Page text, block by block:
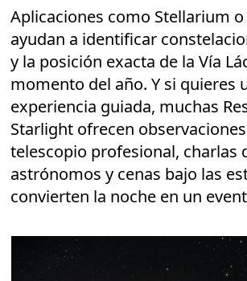
Aplicaciones como Stellarium
ayudan a identificar
y la posición exacta de la Vía
momento del año. Y si quieres
experiencia guiada, muchas
Starlight ofrecen
telescopio profesional, charlas
astrónomos y cenas bajo las
convierten la noche en un